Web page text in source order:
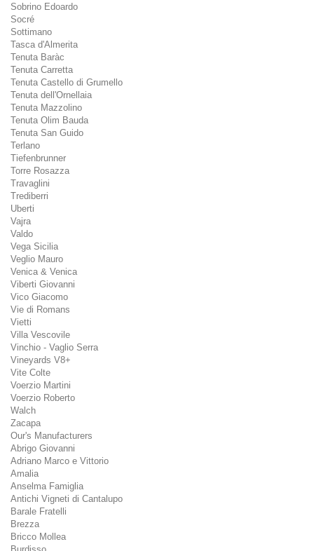
Sobrino Edoardo
Socré
Sottimano
Tasca d'Almerita
Tenuta Baràc
Tenuta Carretta
Tenuta Castello di Grumello
Tenuta dell'Ornellaia
Tenuta Mazzolino
Tenuta Olim Bauda
Tenuta San Guido
Terlano
Tiefenbrunner
Torre Rosazza
Travaglini
Trediberri
Uberti
Vajra
Valdo
Vega Sicilia
Veglio Mauro
Venica & Venica
Viberti Giovanni
Vico Giacomo
Vie di Romans
Vietti
Villa Vescovile
Vinchio - Vaglio Serra
Vineyards V8+
Vite Colte
Voerzio Martini
Voerzio Roberto
Walch
Zacapa
Our's Manufacturers
Abrigo Giovanni
Adriano Marco e Vittorio
Amalia
Anselma Famiglia
Antichi Vigneti di Cantalupo
Barale Fratelli
Brezza
Bricco Mollea